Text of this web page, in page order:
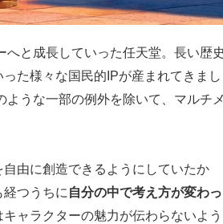
と成長していった任天堂。長い歴史
た様々な国民的IPが産まれてきまし
ような一部の例外を除いて、マルチメ
由に創造できるようにしていたか
つうちに 自分の中で考え方が変わっ
ャラクターの魅力が伝わらないよう